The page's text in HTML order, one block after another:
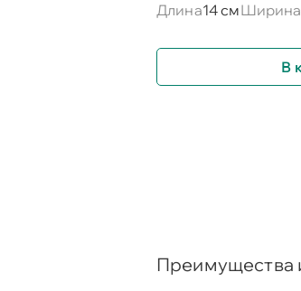
Длина14 смШирина
В
Преимущества